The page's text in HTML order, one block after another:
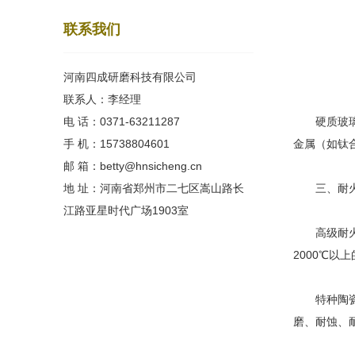
联系我们
河南四成研磨科技有限公司
联系人：李经理
电 话：0371-63211287
手 机：15738804601
邮 箱：betty@hnsicheng.cn
地 址：河南省郑州市二七区嵩山路长
江路亚星时代广场1903室
硬质玻璃
金属（如钛
三、耐火
高级耐火
2000℃以上
特种陶
磨、耐蚀、